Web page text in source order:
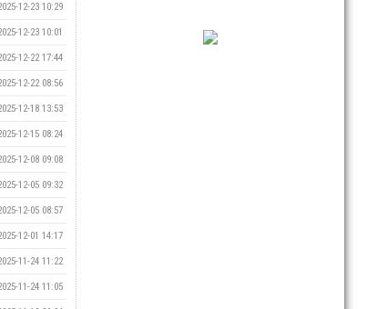
12-23 10:29
12-23 10:01
12-22 17:44
12-22 08:56
12-18 13:53
12-15 08:24
12-08 09:08
12-05 09:32
12-05 08:57
12-01 14:17
11-24 11:22
11-24 11:05